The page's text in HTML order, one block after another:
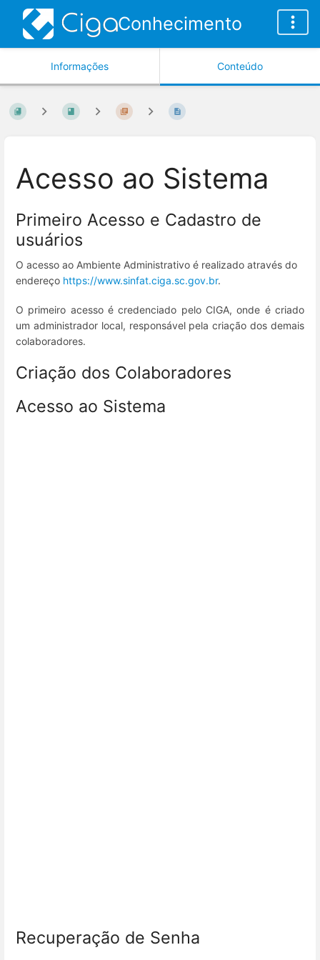
Conhecimento
Informações Conteúdo
Acesso ao Sistema
Primeiro Acesso e Cadastro de
usuários
O acesso ao Ambiente Administrativo é realizado através do
endereço https://www.sinfat.ciga.sc.gov.br.
O primeiro acesso é credenciado pelo CIGA, onde é criado
um administrador local, responsável pela criação dos demais
colaboradores.
Criação dos Colaboradores
Acesso ao Sistema
Recuperação de Senha